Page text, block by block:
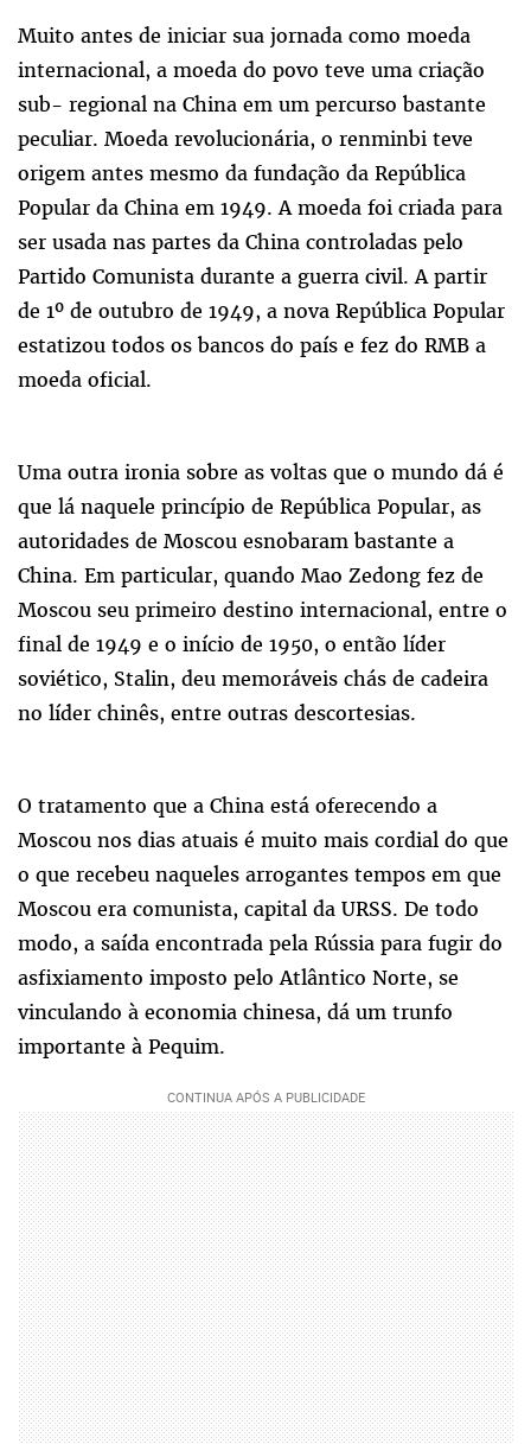
Muito antes de iniciar sua jornada como moeda
internacional, a moeda do povo teve uma criação
sub- regional na China em um percurso bastante
peculiar. Moeda revolucionária, o renminbi teve
origem antes mesmo da fundação da República
Popular da China em 1949. A moeda foi criada para
ser usada nas partes da China controladas pelo
Partido Comunista durante a guerra civil. A partir
de 1º de outubro de 1949, a nova República Popular
estatizou todos os bancos do país e fez do RMB a
moeda oficial.
Uma outra ironia sobre as voltas que o mundo dá é
que lá naquele princípio de República Popular, as
autoridades de Moscou esnobaram bastante a
China. Em particular, quando Mao Zedong fez de
Moscou seu primeiro destino internacional, entre o
final de 1949 e o início de 1950, o então líder
soviético, Stalin, deu memoráveis chás de cadeira
no líder chinês, entre outras descortesias.
O tratamento que a China está oferecendo a
Moscou nos dias atuais é muito mais cordial do que
o que recebeu naqueles arrogantes tempos em que
Moscou era comunista, capital da URSS. De todo
modo, a saída encontrada pela Rússia para fugir do
asfixiamento imposto pelo Atlântico Norte, se
vinculando à economia chinesa, dá um trunfo
importante à Pequim.